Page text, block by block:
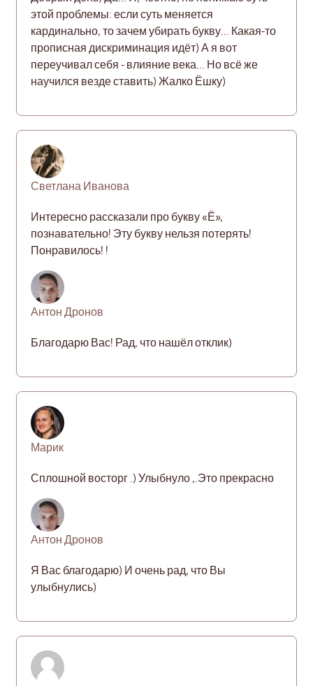
этой проблемы: если суть меняется
кардинально, то зачем убирать букву... Какая-то
прописная дискриминация идёт) А я вот
переучивал себя - влияние века... Но всё же
научился везде ставить) Жалко Ёшку)
Светлана Иванова
Интересно рассказали про букву «Ё»,
познавательно! Эту букву нельзя потерять!
Понравилось! !
Антон Дронов
Благодарю Вас! Рад, что нашёл отклик)
Марик
Сплошной восторг .) Улыбнуло ,.Это прекрасно
Антон Дронов
Я Вас благодарю) И очень рад, что Вы
улыбнулись)